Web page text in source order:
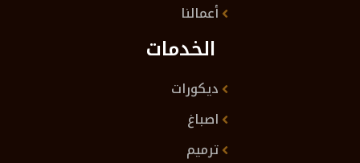
أعمالنا
الخدمات
ديكورات
اصباغ
ترميم